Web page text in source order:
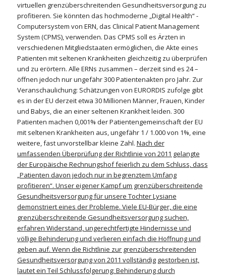
virtuellen grenzüberschreitenden Gesundheitsversorgung zu
profitieren. Sie könnten das hochmoderne „Digital Health“ -
Computersystem von ERN, das Clinical Patient Management
System (CPMS), verwenden. Das CPMS soll es Ärzten in
verschiedenen Mitgliedstaaten ermöglichen, die Akte eines
Patienten mit seltenen Krankheiten gleichzeitig zu überprüfen
und zu erörtern. Alle ERNs zusammen – derzeit sind es 24 –
öffnen jedoch nur ungefähr 300 Patientenakten pro Jahr. Zur
Veranschaulichung: Schätzungen von EURORDIS zufolge gibt
es in der EU derzeit etwa 30 Millionen Männer, Frauen, Kinder
und Babys, die an einer seltenen Krankheit leiden. 300
Patienten machen 0,001% der Patientengemeinschaft der EU
mit seltenen Krankheiten aus, ungefähr 1 / 1.000 von 1%, eine
weitere, fast unvorstellbar kleine Zahl. Nach der
umfassenden Überprüfung der Richtlinie von 2011 gelangte
der Europäische Rechnungshof feierlich zu dem Schluss, dass
„Patienten davon jedoch nur in begrenztem Umfang
profitieren“. Unser eigener Kampf um grenzüberschreitende
Gesundheitsversorgung für unsere Tochter Lysiane
demonstriert eines der Probleme. Viele EU-Bürger, die eine
grenzüberschreitende Gesundheitsversorgung suchen,
erfahren Widerstand, ungerechtfertigte Hindernisse und
völlige Behinderung und verlieren einfach die Hoffnung und
geben auf. Wenn die Richtlinie zur grenzüberschreitenden
Gesundheitsversorgung von 2011 vollständig gestorben ist,
lautet ein Teil Schlussfolgerung: Behinderung durch